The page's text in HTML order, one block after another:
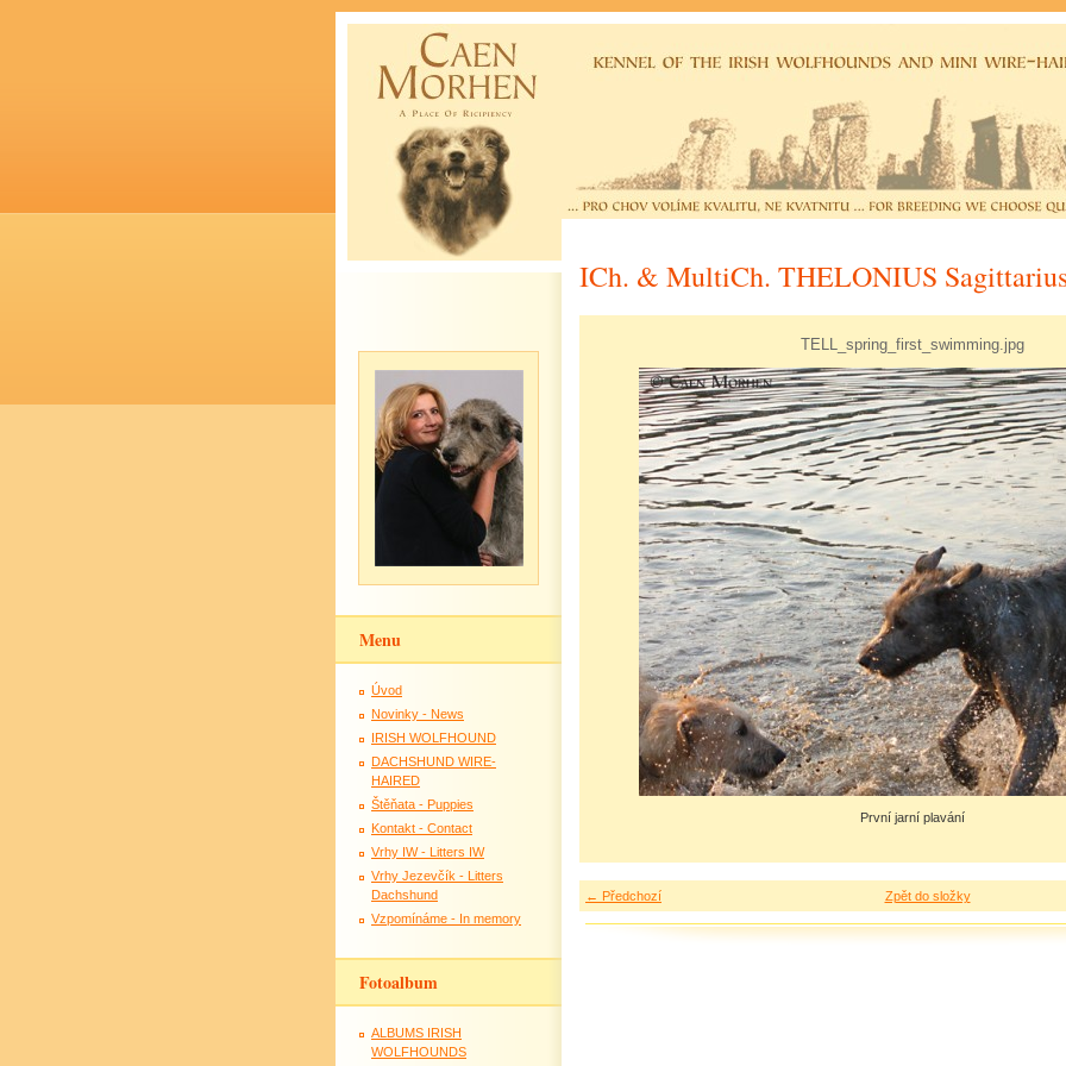
ICh. & MultiCh. THELONIUS
TELL_spring_first_swimming.jpg
První jarní plavání
← Předchozí Zpět do složky
Menu
Úvod
Novinky - News
IRISH WOLFHOUND
DACHSHUND WIRE-
HAIRED
Štěňata - Puppies
Kontakt - Contact
Vrhy IW - Litters IW
Vrhy Jezevčík - Litters
Dachshund
Vzpomínáme - In memory
Fotoalbum
ALBUMS IRISH
WOLFHOUNDS